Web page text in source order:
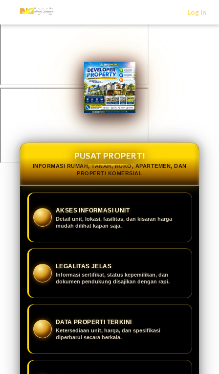
Log in
PUSAT PROPERTI
INFORMASI RUMAH, TANAH, RUKO, APARTEMEN, DAN
PROPERTI KOMERSIAL
AKSES INFORMASI UNIT
Detail unit, lokasi, fasilitas, dan kisaran harga
mudah dilihat kapan saja.
LEGALITAS JELAS
Informasi sertifikat, status kepemilikan, dan
dokumen pendukung disajikan dengan rapi.
DATA PROPERTI TERKINI
Ketersediaan unit, harga, dan spesifikasi
diperbarui secara berkala.